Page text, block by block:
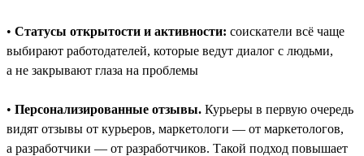
• Статусы открытости и активности: соискатели всё чаще
выбирают работодателей, которые ведут диалог с людьми,
а не закрывают глаза на проблемы
• Персонализированные отзывы. Курьеры в первую очередь
видят отзывы от курьеров, маркетологи — от маркетологов,
а разработчики — от разработчиков. Такой подход повышает